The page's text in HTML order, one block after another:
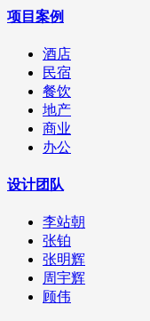
项目案例
酒店
民宿
餐饮
地产
商业
办公
设计团队
李站朝
张铂
张明辉
周宇辉
顾伟